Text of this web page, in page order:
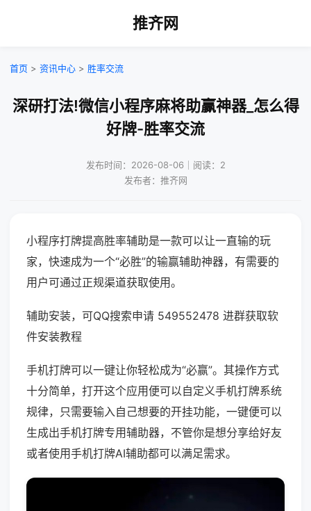
推齐网
首页 > 资讯中心 > 胜率交流
深研打法!微信小程序麻将助赢神器_怎么得
好牌-胜率交流
发布时间：2026-08-06｜阅读：2
发布者：推齐网
小程序打牌提高胜率辅助是一款可以让一直输的玩
家，快速成为一个“必胜”的输赢辅助神器，有需要的
用户可通过正规渠道获取使用。
辅助安装，可QQ搜索申请 549552478 进群获取软
件安装教程
手机打牌可以一键让你轻松成为“必赢”。其操作方式
十分简单，打开这个应用便可以自定义手机打牌系统
规律，只需要输入自己想要的开挂功能，一键便可以
生成出手机打牌专用辅助器，不管你是想分享给好友
或者使用手机打牌AI辅助都可以满足需求。